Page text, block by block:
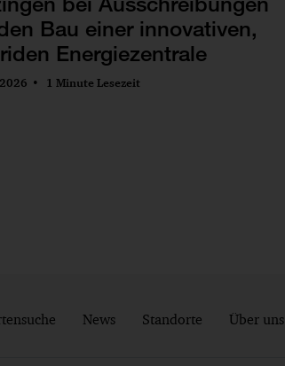
Bau einer innovativen,
Energiezentrale
1 Minute Lesezeit
News Standorte Über uns